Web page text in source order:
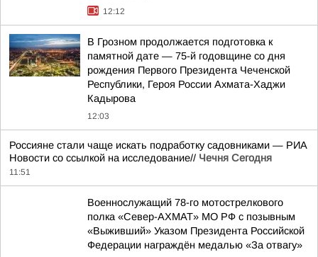
12:12
В Грозном продолжается подготовка к
памятной дате — 75-й годовщине со дня
рождения Первого Президента Чеченской
Республики, Героя России Ахмата-Хаджи
Кадырова
12:03
Россияне стали чаще искать подработку садовниками — РИА
Новости со ссылкой на исследование// Чечня Сегодня
11:51
Военнослужащий 78-го мотострелкового
полка «Север-АХМАТ» МО РФ с позывным
«Выживший» Указом Президента Российской
Федерации награждён медалью «За отвагу»